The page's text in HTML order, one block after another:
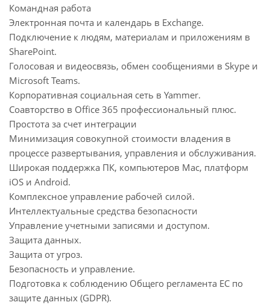
Командная работа
Электронная почта и календарь в Exchange.
Подключение к людям, материалам и приложениям в
SharePoint.
Голосовая и видеосвязь, обмен сообщениями в Skype и
Microsoft Teams.
Корпоративная социальная сеть в Yammer.
Соавторство в Office 365 профессиональный плюс.
Простота за счет интеграции
Минимизация совокупной стоимости владения в
процессе развертывания, управления и обслуживания.
Широкая поддержка ПК, компьютеров Mac, платформ
iOS и Android.
Комплексное управление рабочей силой.
Интеллектуальные средства безопасности
Управление учетными записями и доступом.
Защита данных.
Защита от угроз.
Безопасность и управление.
Подготовка к соблюдению Общего регламента ЕС по
защите данных (GDPR).